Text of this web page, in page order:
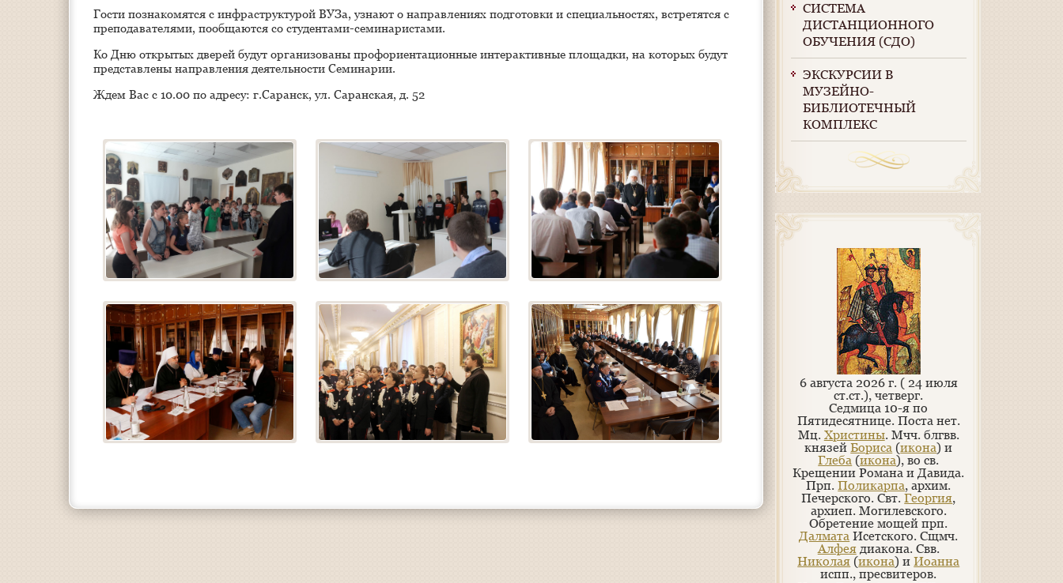
Гости познакомятся с инфраструктурой ВУЗа, узнают о направлениях подготовки и специальностях, встретятся с
преподавателями, пообщаются со студентами-семинаристами.
Ко Дню открытых дверей будут организованы профориентационные интерактивные площадки, на которых будут
представлены направления деятельности Семинарии.
Ждем Вас с 10.00 по адресу: г.Саранск, ул. Саранская, д. 52
СИСТЕМА
ДИСТАНЦИОННОГО
ОБУЧЕНИЯ (СДО)
ЭКСКУРСИИ В
МУЗЕЙНО-
БИБЛИОТЕЧНЫЙ
КОМПЛЕКС
6 августа 2026 г. ( 24 июля
ст.ст.), четверг.
Седмица 10-я по
Пятидесятнице. Поста нет.
Мц. Христины. Мчч. блгвв.
князейБориса (икона) и
Глеба (икона), во св.
Крещении Романа и Давида.
Прп.Поликарпа, архим.
Печерского. Свт.Георгия,
архиеп. Могилевского.
Обретение мощей прп.
Далмата Исетского. Сщмч.
Алфеядиакона. Свв.
Николая (икона) иИоанна
испп., пресвитеров.